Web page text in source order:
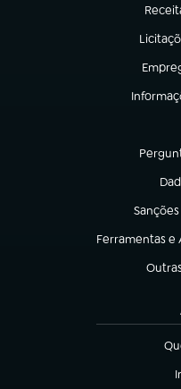
(abre
(abre
(abre
(abre
(abre
(abre
Ferramentas e
(abre em nova
(abre